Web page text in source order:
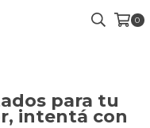
0
para tu
intentá con